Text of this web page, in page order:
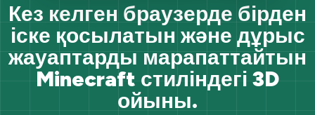
Кез келген браузерде бірден
іске қосылатын және дұрыс
жауаптарды марапаттайтын
Minecraft стиліндегі 3D
ойыны.